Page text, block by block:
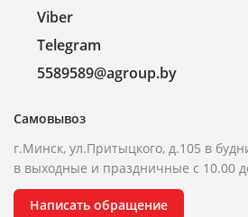
Viber
Telegram
5589589@agroup.by
Самовывоз
г.Минск, ул.Притыцкого, д.105 в
в выходные и праздничные с 10.00
Написать обращение